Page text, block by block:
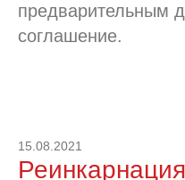
предварительным
соглашение.
15.08.2021